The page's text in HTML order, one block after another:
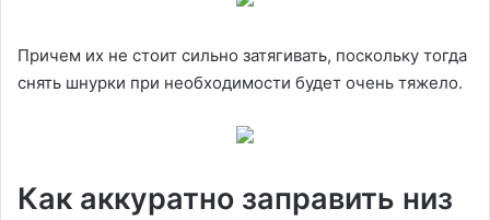
Причем их не стоит сильно затягивать, поскольку тогда
снять шнурки при необходимости будет очень тяжело.
Как аккуратно заправить низ